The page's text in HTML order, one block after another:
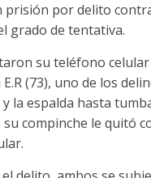
prisión por delito
grado de tentativa.
su teléfono celular
(73), uno de los
la espalda hasta
compinche le quitó